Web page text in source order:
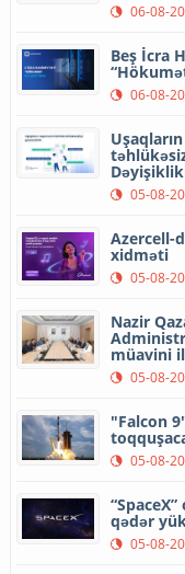
06-08-
Beş İcra
06-08-
05-08-
Azercell-
xidməti
05-08-
Nazir
müavini
05-08-
"Falcon
05-08-
qədər
05-08-